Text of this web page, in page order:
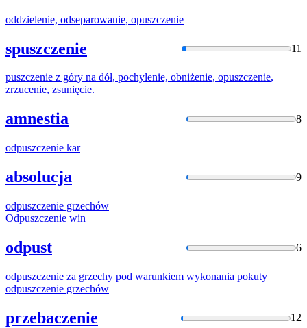
oddzielenie, odseparowanie, opuszczenie
spuszczenie 11
puszczenie z góry na dół, pochylenie, obniżenie, opuszczenie,
zrzucenie, zsunięcie.
amnestia 8
odpuszczenie kar
absolucja 9
odpuszczenie grzechów
Odpuszczenie win
odpust 6
odpuszczenie za grzechy pod warunkiem wykonania pokuty
odpuszczenie grzechów
przebaczenie 12